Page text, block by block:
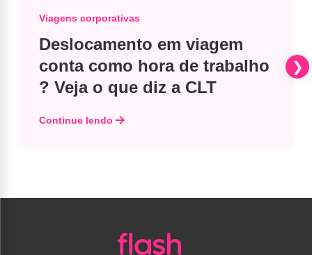
Viagens corporativas
Deslocamento em viagem
conta como hora de trabalho​
? Veja o que diz a CLT
Continue lendo